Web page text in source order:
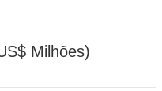
Milhões)